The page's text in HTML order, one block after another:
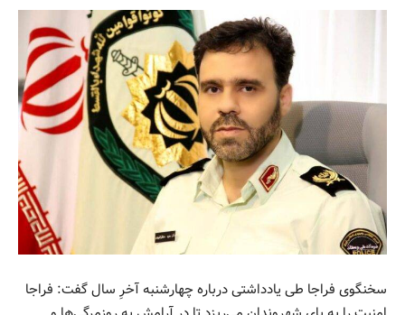
سخنگوی فراجا طی یادداشتی درباره چهارشنبه آخرِ سال گفت: فراجا